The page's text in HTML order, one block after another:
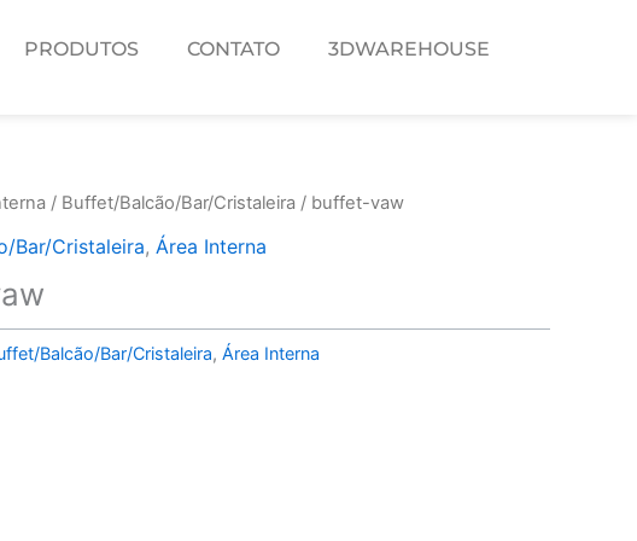
PRODUTOS CONTATO 3DWAREHOUSE
/ Buffet/Balcão/Bar/Cristaleira / buffet-vaw
Bar/Cristaleira, Área Interna
Balcão/Bar/Cristaleira, Área Interna